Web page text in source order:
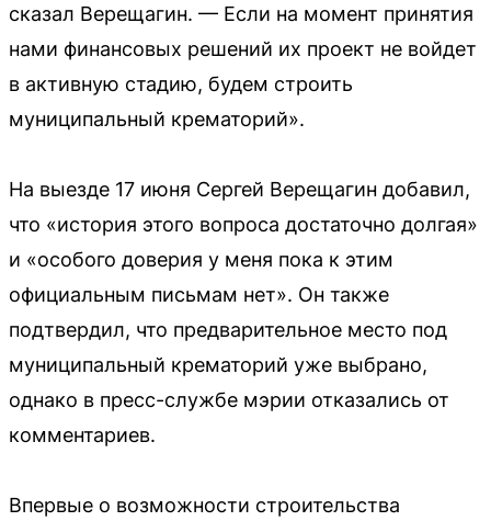
сказал Верещагин. — Если на момент принятия
нами финансовых решений их проект не войдет
в активную стадию, будем строить
муниципальный крематорий».
На выезде 17 июня Сергей Верещагин добавил,
что «история этого вопроса достаточно долгая»
и «особого доверия у меня пока к этим
официальным письмам нет». Он также
подтвердил, что предварительное место под
муниципальный крематорий уже выбрано,
однако в пресс-службе мэрии отказались от
комментариев.
Впервые о возможности строительства